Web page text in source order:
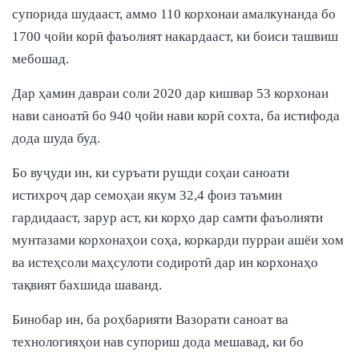
супорида шудааст, аммо 110 корхонаи амалкунанда бо
1700 ҷойи корӣ фаъолият накардааст, ки боиси ташвиш
мебошад.
Дар ҳамин давраи соли 2020 дар кишвар 53 корхонаи
нави саноатӣ бо 940 ҷойи нави корӣ сохта, ба истифода
дода шуда буд.
Бо вуҷуди ин, ки суръати рушди соҳаи саноати
истихроҷ дар семоҳаи якум 32,4 фоиз таъмин
гардидааст, зарур аст, ки корҳо дар самти фаъолияти
мунтазами корхонаҳои соҳа, коркарди пурраи ашёи хом
ва истеҳсоли маҳсулоти содиротӣ дар ин корхонаҳо
тақвият бахшида шаванд.
Бинобар ин, ба роҳбарияти Вазорати саноат ва
технологияҳои нав супориш дода мешавад, ки бо